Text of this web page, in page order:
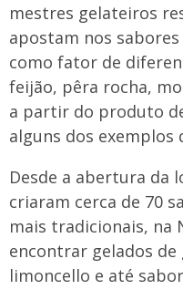
mestres gelateiros
apostam nos
como fator de
feijão, pêra rocha,
a partir do produto
alguns dos exemplos
Desde a abertura da
criaram cerca de 70
mais tradicionais, na
encontrar gelados de
limoncello e até